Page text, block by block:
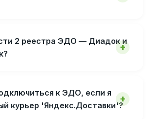
2 реестра ЭДО — Диадок и
к ЭДО, если я
курьер 'Яндекс.Доставки'?